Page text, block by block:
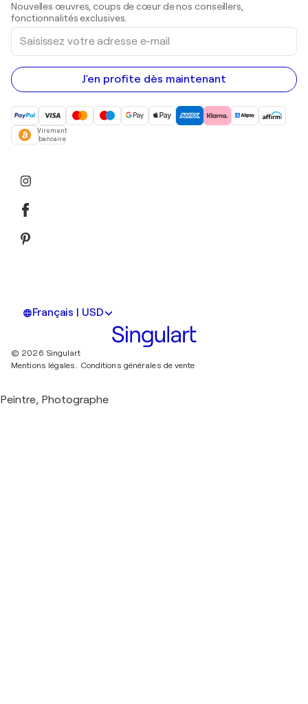
Peintures acryliques
Nouvelles œuvres, coups de cœur de nos conseillers,
fonctionnalités exclusives.
Saisissez
votre
adresse
e-
mail
J'en profite dès maintenant
Virement
bancaire
Français | USD
© 2026 Singulart
Mentions légales. Conditions générales de vente
Peintre, Photographe